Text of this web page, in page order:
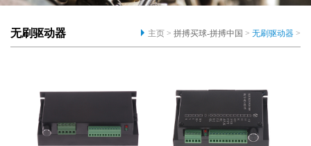
无刷驱动器 主页 > 拼搏买球-拼搏中国 > 无刷驱动器 >